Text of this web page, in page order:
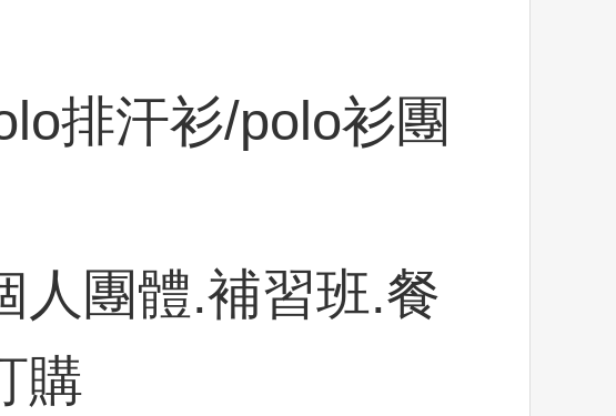
排汗衫/polo衫團
人團體.補習班.餐
購